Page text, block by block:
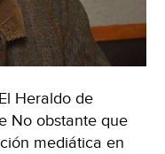
Heraldo de
No obstante que
mediática en